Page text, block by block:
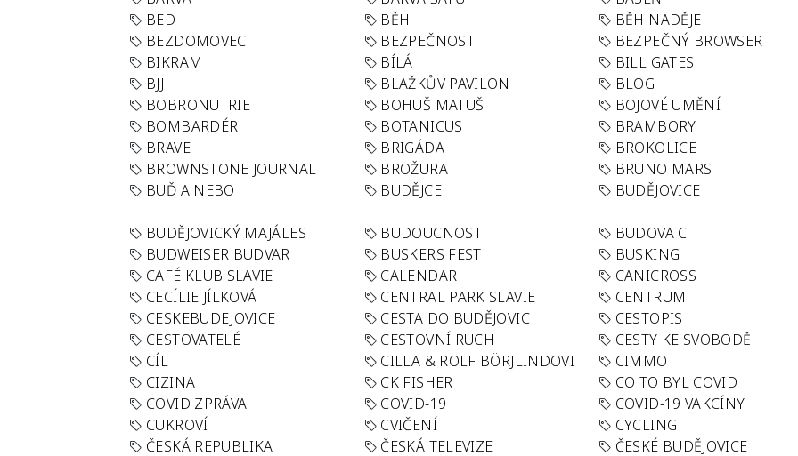
BED
BĚH
BĚH NADĚJE
BEZDOMOVEC
BEZPEČNOST
BEZPEČNÝ BROWSER
BIKRAM
BÍLÁ
BILL GATES
BJJ
BLAŽKŮV PAVILON
BLOG
BOBRONUTRIE
BOHUŠ MATUŠ
BOJOVÉ UMĚNÍ
BOMBARDÉR
BOTANICUS
BRAMBORY
BRAVE
BRIGÁDA
BROKOLICE
BROWNSTONE JOURNAL
BROŽURA
BRUNO MARS
BUĎ A NEBO
BUDĚJCE BUDĚJOVICE
BUDĚJOVICKÝ MAJÁLES BUDOUCNOST
BUDOVA C
BUDWEISER BUDVAR
BUSKERS FEST
BUSKING
CAFÉ KLUB SLAVIE
CALENDAR
CANICROSS
CECÍLIE JÍLKOVÁ
CENTRAL PARK SLAVIE
CENTRUM
CESKEBUDEJOVICE
CESTA DO BUDĚJOVIC
CESTOPIS
CESTOVATELÉ
CESTOVNÍ RUCH
CESTY KE SVOBODĚ
CÍL
CILLA & ROLF BÖRJLINDOVI
CIMMO
CIZINA
CK FISHER
CO TO BYL COVID
COVID ZPRÁVA
COVID-19
COVID-19 VAKCÍNY
CUKROVÍ
CVIČENÍ
CYCLING
ČESKÁ REPUBLIKA
ČESKÁ TELEVIZE
ČESKÉ BUDĚJOVICE